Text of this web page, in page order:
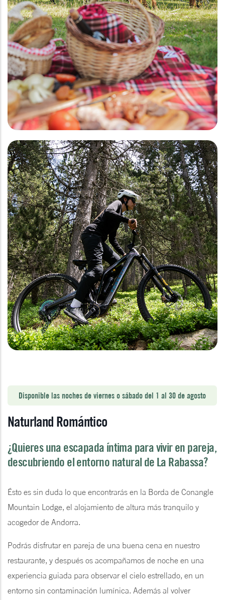
Disponible las noches de viernes o sábado del 1 al 30 de agosto
Naturland Romántico
¿Quieres una escapada íntima para vivir en pareja,
descubriendo el entorno natural de La Rabassa?
Ésto es sin duda lo que encontrarás en la Borda de Conangle
Mountain Lodge, el alojamiento de altura más tranquilo y
acogedor de Andorra.
Podrás disfrutar en pareja de una buena cena en nuestro
restaurante, y después os acompañamos de noche en una
experiencia guiada para observar el cielo estrellado, en un
entorno sin contaminación lumínica. Además al volver